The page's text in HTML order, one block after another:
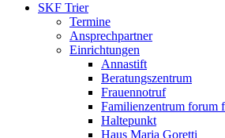
SKF Trier
Termine
Ansprechpartner
Einrichtungen
Annastift
Beratungszentrum
Frauennotruf
Familienzentrum forum
Haltepunkt
Haus Maria Goretti